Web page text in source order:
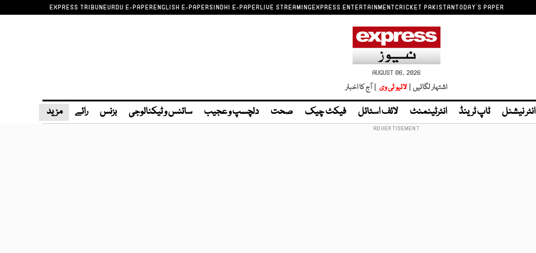
EXPRESS TRIBUNEURDU E-PAPERENGLISH E-PAPERSINDHI E-PAPERLIVE STREAMINGEXPRESS ENTERTAINMENTCRICKET PAKISTANTODAY'S PAPER
AUGUST 06, 2026
اشتہار لگائیں | لائیو ٹی وی | آج کا اخبار
انٹر نیشنل ٹاپ ٹرینڈ انٹرٹینمنٹ لائف اسٹائل فیکٹ چیک صحت دلچسپ و عجیب سائنس و ٹیکنالوجی بزنس رائے مزید